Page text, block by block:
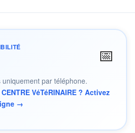
📅
par téléphone.
VéTéRINAIRE ? Activez
→